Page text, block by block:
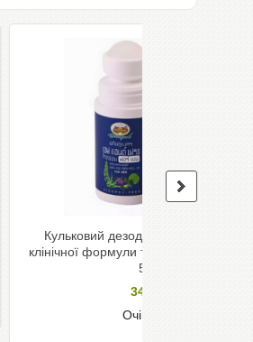
Кульковий дезодорант
клінічної формули трав'яний для
50 гр
349
Очікується